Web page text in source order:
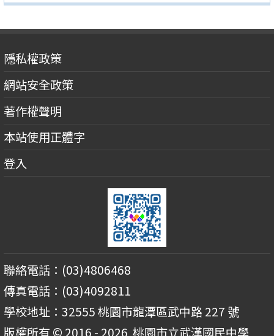
隱私權政策
網站安全政策
著作權聲明
本站使用正體字
登入
聯絡電話：(03)4806468
傳真電話：(03)4092811
學校地址：32555 桃園市龍潭區武中路 227 號
版權所有 © 2016 - 2026 桃園市立武漢國民中學